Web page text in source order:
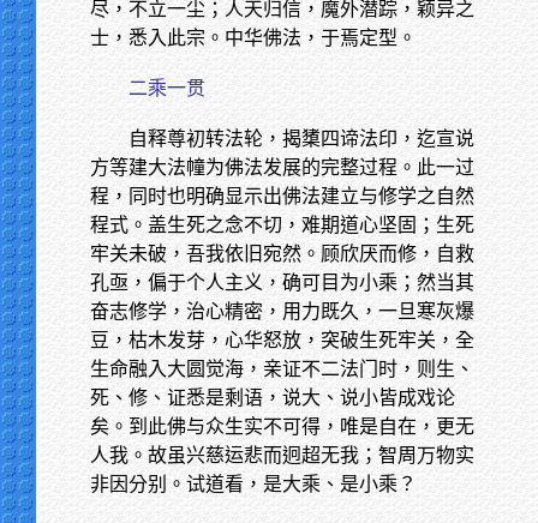
尽，不立一尘；人天归信，魔外潜踪，颖异之
士，悉入此宗。中华佛法，于焉定型。
二乘一贯
自释尊初转法轮，揭橥四谛法印，迄宣说
方等建大法幢为佛法发展的完整过程。此一过
程，同时也明确显示出佛法建立与修学之自然
程式。盖生死之念不切，难期道心坚固；生死
牢关未破，吾我依旧宛然。顾欣厌而修，自救
孔亟，偏于个人主义，确可目为小乘；然当其
奋志修学，治心精密，用力既久，一旦寒灰爆
豆，枯木发芽，心华怒放，突破生死牢关，全
生命融入大圆觉海，亲证不二法门时，则生、
死、修、证悉是剩语，说大、说小皆成戏论
矣。到此佛与众生实不可得，唯是自在，更无
人我。故虽兴慈运悲而迥超无我；智周万物实
非因分别。试道看，是大乘、是小乘？